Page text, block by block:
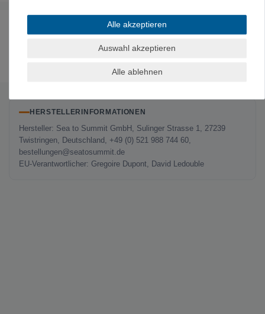
Noch sind keine Bewertungen vorhanden.
Es erfolgt keine Prüfung auf Echtheit der Bewertungen.
HERSTELLERINFORMATIONEN
Hersteller: Sea to Summit GmbH, Sulinger Strasse 1, 27239
Twistringen, Deutschland, +49 (0) 521 988 744 60,
bestellungen@seatosummit.de
EU-Verantwortlicher: Gregoire Dupont, David Ledouble
Alle akzeptieren
Auswahl akzeptieren
Alle ablehnen